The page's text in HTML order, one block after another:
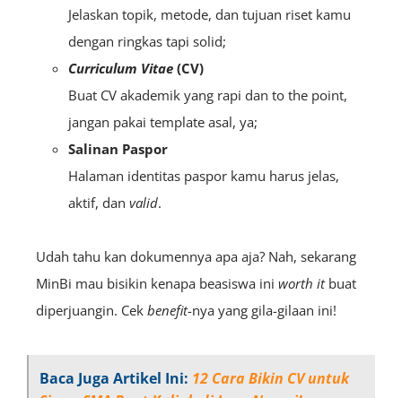
Jelaskan topik, metode, dan tujuan riset kamu
dengan ringkas tapi solid;
Curriculum Vitae (CV)
Buat CV akademik yang rapi dan to the point,
jangan pakai template asal, ya;
Salinan Paspor
Halaman identitas paspor kamu harus jelas,
aktif, dan valid.
Udah tahu kan dokumennya apa aja? Nah, sekarang
MinBi mau bisikin kenapa beasiswa ini worth itbuat
diperjuangin. Cek benefit-nya yang gila-gilaan ini!
Baca Juga Artikel Ini: 12 Cara Bikin CV untuk